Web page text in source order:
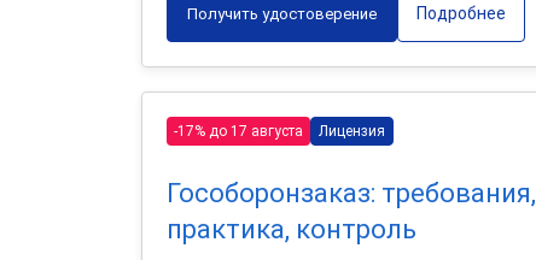
Получить удостоверение Подробнее
-17% до 17 августа Лицензия
Гособоронзаказ: требования,
практика, контроль